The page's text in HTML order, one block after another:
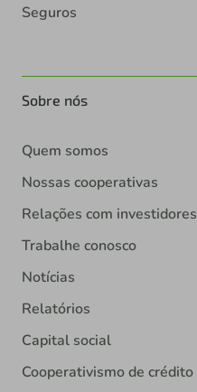
Seguros
Sobre nós
Quem somos
Nossas cooperativas
Relações com investidores
Trabalhe conosco
Notícias
Relatórios
Capital social
Cooperativismo de crédito